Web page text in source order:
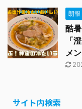
朗報
酷
「
メ
サイト内検索